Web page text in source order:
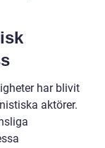
har blivit
aktörer.